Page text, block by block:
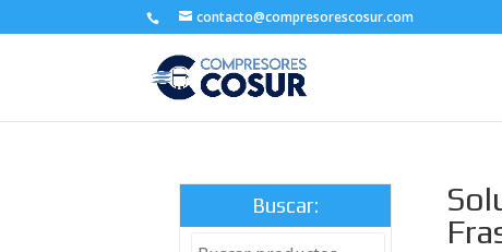
contacto@compresorescosur.com
Buscar: